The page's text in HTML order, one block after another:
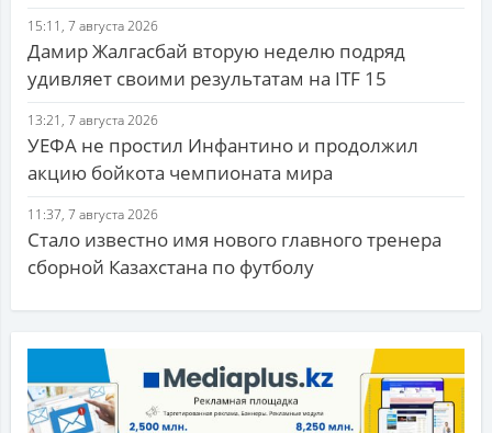
15:11, 7 августа 2026
Дамир Жалгасбай вторую неделю подряд
удивляет своими результатам на ITF 15
13:21, 7 августа 2026
УЕФА не простил Инфантино и продолжил
акцию бойкота чемпионата мира
11:37, 7 августа 2026
Стало известно имя нового главного тренера
сборной Казахстана по футболу